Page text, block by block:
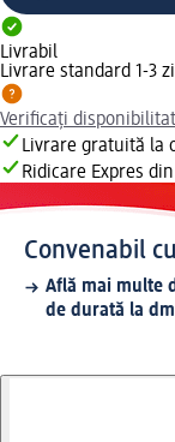
Livrabil
Livrare standard 1-3
Verificați
Livrare gratuită la
Ridicare Expres
Convenabil
Află mai multe
de durată la